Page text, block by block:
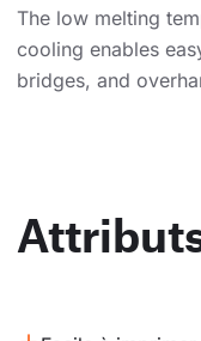
The low melting
cooling enables
bridges, and